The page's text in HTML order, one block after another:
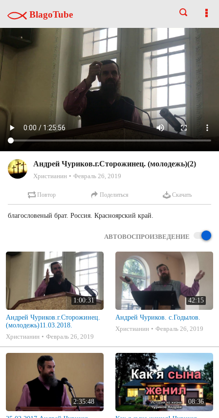
BlagoTube
Андрей Чуриков.г.Сторожинец. (молодежь)(2)
Христианин Февраль 26, 2019
Повтор Поделиться Скачать
благословеный брат. Россия. Красноярский край.
АВТОВОСПРОИЗВЕДЕНИЕ
1:00:31
Андрей Чуриков.г.Сторожинец.
(молодежь)11.03.2018.
Христианин
Февраль 26, 2019
42:15
Андрей Чуриков. с.Годылов.
Христианин
Февраль 26, 2019
2:35:48 08:36